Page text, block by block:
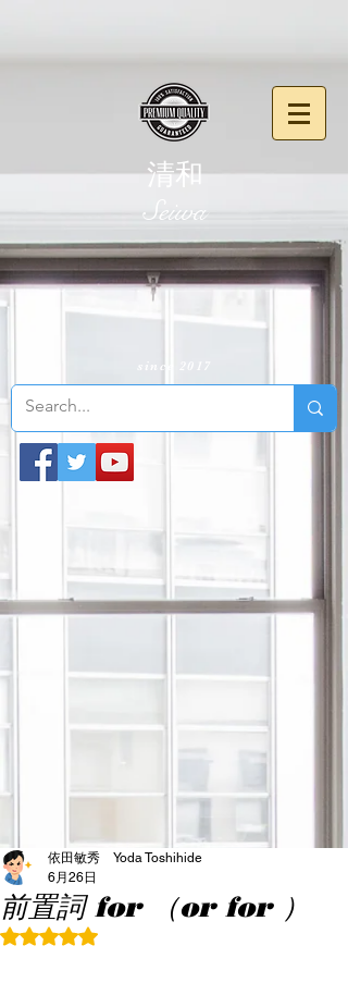
清和
​Seiwa
since 2017
前置詞 for （or for ）
依田敏秀 Yoda Toshihide
6月26日
5つ星のうちNaNと評価されています。